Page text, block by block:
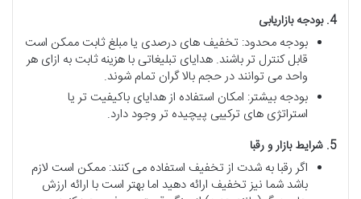
4. بودجه بازاریابی
بودجه محدود: تخفیف های درصدی یا مبلغ ثابت ممکن است
قابل کنترل تر باشند. هدایای تبلیغاتی با هزینه ثابت به ازای هر
واحد می توانند در حجم بالا گران تمام شوند.
بودجه بیشتر: امکان استفاده از هدایای باکیفیت تر یا
استراتژی های ترکیبی پیچیده تر وجود دارد.
5. شرایط بازارورقبا
اگر رقبا به شدت از تخفیف استفاده می کنند: ممکن است لازم
باشد شما نیز تخفیف ارائه دهید اما بهتر است با ارائه ارزش